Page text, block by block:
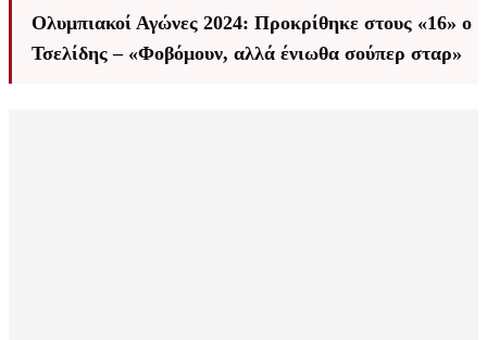
Ολυμπιακοί Αγώνες 2024: Προκρίθηκε στους «16» ο
Τσελίδης – «Φοβόμουν, αλλά ένιωθα σούπερ σταρ»